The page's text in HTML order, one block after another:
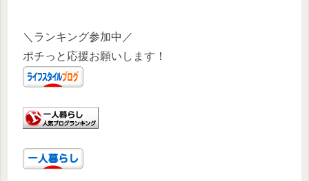
＼ランキング参加中／
ポチっと応援お願いします！